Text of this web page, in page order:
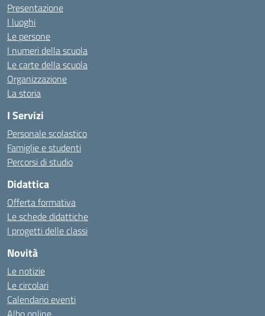
Presentazione
I luoghi
Le persone
I numeri della scuola
Le carte della scuola
Organizzazione
La storia
I Servizi
Personale scolastico
Famiglie e studenti
Percorsi di studio
Didattica
Offerta formativa
Le schede didattiche
I progetti delle classi
Novità
Le notizie
Le circolari
Calendario eventi